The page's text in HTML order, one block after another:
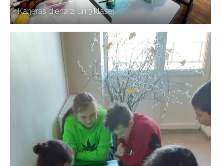
Karjeras diena 2. un 3.klasei